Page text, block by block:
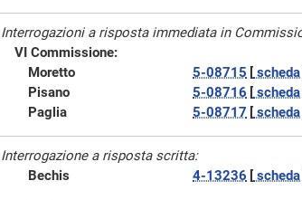
Interrogazioni a risposta immediata in
VI Commissione:
Moretto
5-08715 [ scheda
Pisano
5-08716 [ scheda
Paglia
5-08717 [ scheda
Interrogazione a risposta scritta:
Bechis
4-13236 [ scheda